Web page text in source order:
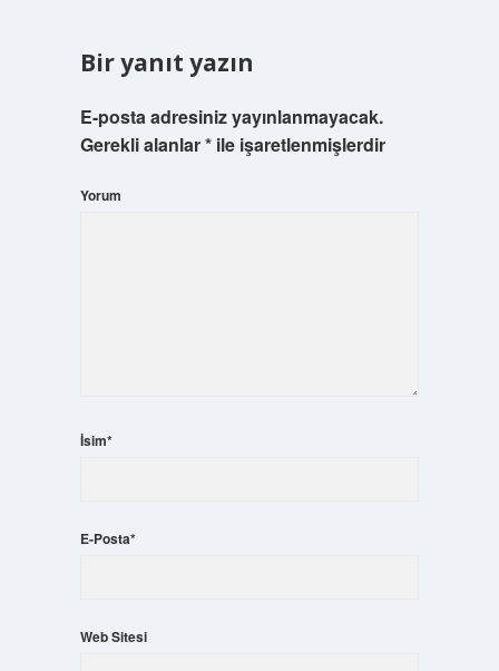
Bir yanıt yazın
E-posta adresiniz yayınlanmayacak.
Gerekli alanlar*ile işaretlenmişlerdir
Yorum
İsim*
E-Posta*
Web Sitesi